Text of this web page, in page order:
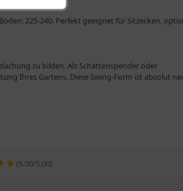
225-240. Perfekt geeignet für Sitzecken,
zu bilden. Als Schattenspender oder
Ihres Gartens. Diese Swing-Form ist absolut
(5.00/5.00)